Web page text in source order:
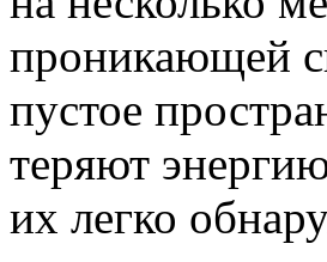
проникающей
пустое
теряют
их легко